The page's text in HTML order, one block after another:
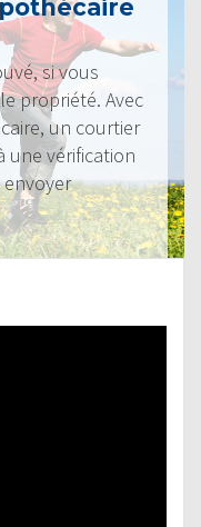
si vous
propriété. Avec
un courtier
une vérification